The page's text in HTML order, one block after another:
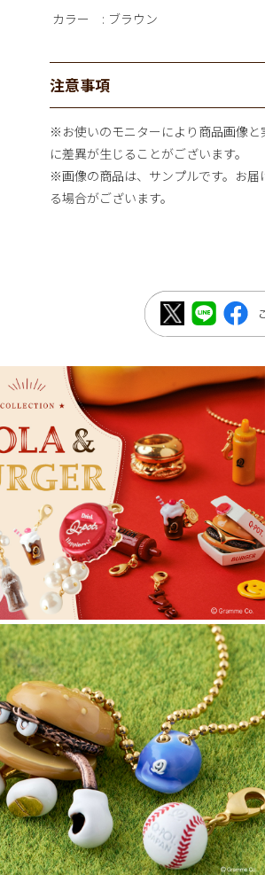
カラー ブラウン
注意事項
※お使いのモニターにより商品画像
に差異が生じることがございます。
※画像の商品は、サンプルです。お
る場合がございます。